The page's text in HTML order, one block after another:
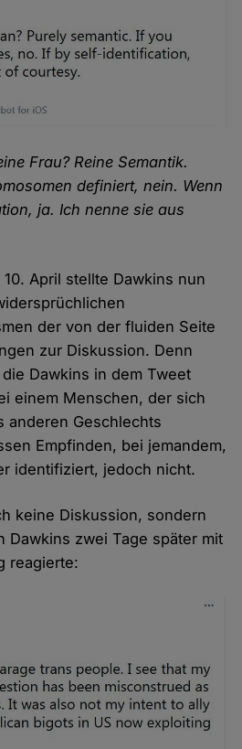
Frau? Reine Semantik.
definiert, nein. Wenn
ja. Ich nenne sie aus
April stellte Dawkins nun
der von der fluiden Seite
zur Diskussion. Denn
Dawkins in dem Tweet
einem Menschen, der sich
anderen Geschlechts
Empfinden, bei jemandem,
identifiziert, jedoch nicht.
keine Diskussion, sondern
Dawkins zwei Tage später mit
reagierte: